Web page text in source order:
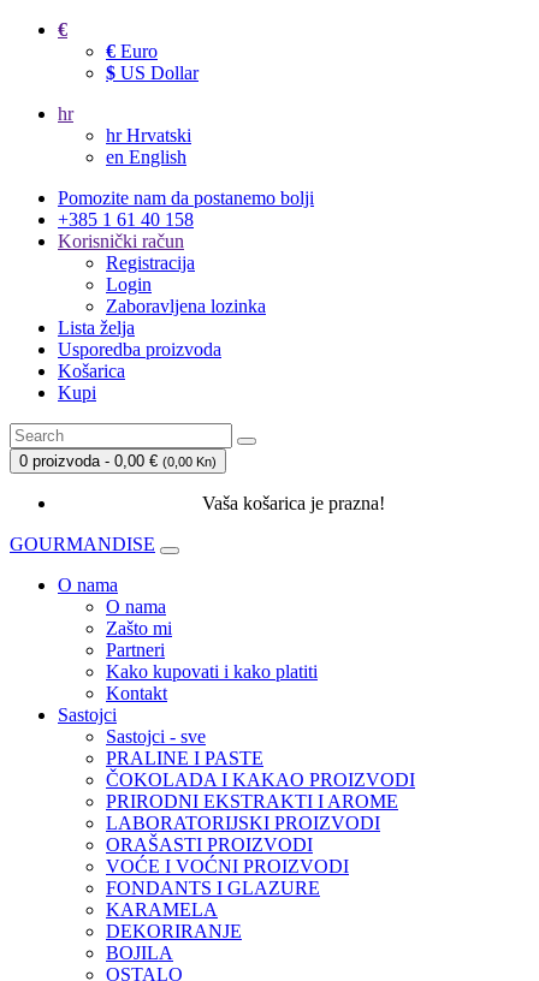
€
€ Euro
$ US Dollar
hr
hrHrvatski
en English
Pomozite nam da postanemo bolji
+385 1 61 40 158
Korisnički račun
Registracija
Login
Zaboravljena lozinka
Lista želja
Usporedba proizvoda
Košarica
Kupi
0 proizvoda - 0,00 € (0,00 Kn)
Vaša košarica je prazna!
GOURMANDISE
O nama
O nama
Zašto mi
Partneri
Kako kupovati i kako platiti
Kontakt
Sastojci
Sastojci - sve
PRALINE I PASTE
ČOKOLADA I KAKAO PROIZVODI
PRIRODNI EKSTRAKTI I AROME
LABORATORIJSKI PROIZVODI
ORAŠASTI PROIZVODI
VOĆE I VOĆNI PROIZVODI
FONDANTS I GLAZURE
KARAMELA
DEKORIRANJE
BOJILA
OSTALO